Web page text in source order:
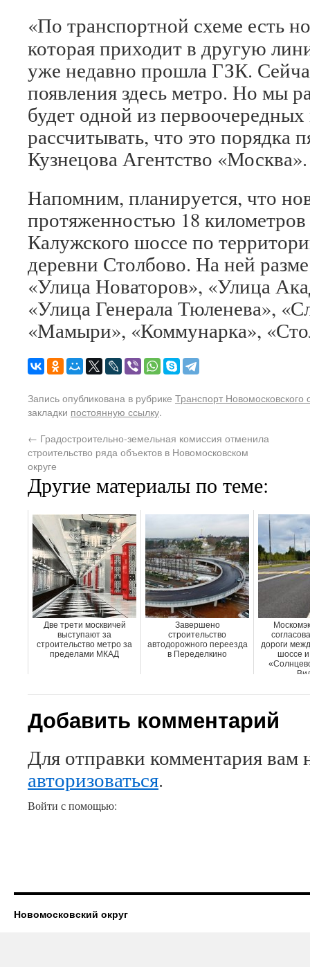
«По транспортной схеме есть
которая приходит в другую
уже недавно прошла ГЗК.
появления здесь метро. Но мы
будет одной из
рассчитывать, что это порядка
Кузнецова Агентство «Москва».
Напомним, планируется, что
протяженностью 18
Калужского шоссе по
деревни Столбово. На ней
«Улица Новаторов», «Улица
«Улица Генерала Тюленева»,
«Мамыри», «Коммунарка»,
Запись опубликована в рубрике Транспорт Новомосковского
закладки постоянную ссылку.
← Градостроительно-земельная комиссия отменила
строительство ряда объектов в Новомосковском
округе
Другие материалы по теме:
Две трети москвичей
выступают за
строительство метро за
пределами МКАД
Завершено
строительство
автодорожного переезда
в Переделкино
дороги
шоссе и
Добавить комментарий
Для отправки комментария вам
авторизоваться.
Войти с помощью:
Новомосковский округ